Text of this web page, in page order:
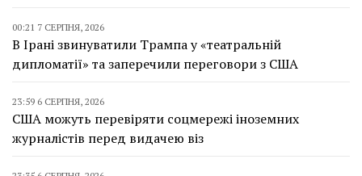
00:21 7 СЕРПНЯ, 2026
В Ірані звинуватили Трампа у «театральній
дипломатії» та заперечили переговори з США
23:59 6 СЕРПНЯ, 2026
США можуть перевіряти соцмережі іноземних
журналістів перед видачею віз